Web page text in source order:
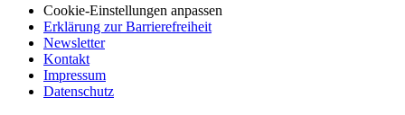
Cookie-Einstellungen anpassen
Erklärung zur Barrierefreiheit
Newsletter
Kontakt
Impressum
Datenschutz